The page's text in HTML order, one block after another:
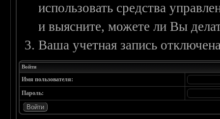
использовать средства
и выясните, можете ли Вы
Ваша учетная запись
Войти
Имя пользователя:
Пароль: